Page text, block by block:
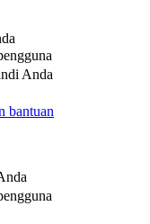
Anda
bantuan